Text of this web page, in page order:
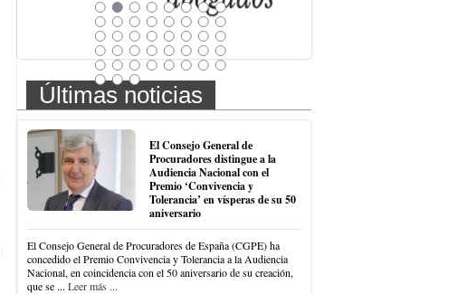
Últimas noticias
El Consejo General de
Procuradores distingue a la
Audiencia Nacional con el
Premio ‘Convivencia y
Tolerancia’ en vísperas de su 50
aniversario
El Consejo General de Procuradores de España (CGPE) ha
concedido el Premio Convivencia y Tolerancia a la Audiencia
Nacional, en coincidencia con el 50 aniversario de su creación,
que se ... Leer más ...